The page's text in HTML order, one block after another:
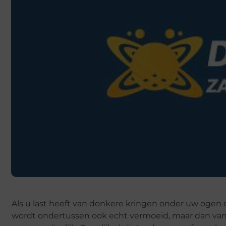
Als u last heeft van donkere kringen onder uw
wordt ondertussen ook echt vermoeid, maar dan